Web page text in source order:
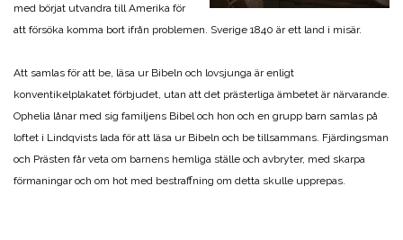
med börjat utvandra till Amerika för
att försöka komma bort ifrån problemen. Sverige 1840 är ett land i misär.
Att samlas för att be, läsa ur Bibeln och lovsjunga är enligt
konventikelplakatet förbjudet, utan att det prästerliga ämbetet är närvarande.
Ophelia lånar med sig familjens Bibel och hon och en grupp barn samlas på
loftet i Lindqvists lada för att läsa ur Bibeln och be tillsammans. Fjärdingsman
och Prästen får veta om barnens hemliga ställe och avbryter, med skarpa
förmaningar och om hot med bestraffning om detta skulle upprepas.